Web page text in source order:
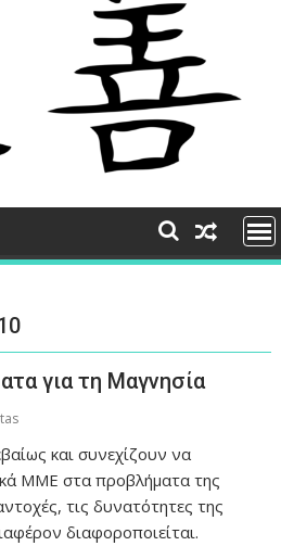
για τη Μαγνησία
και συνεχίζουν να
ΜΜΕ στα προβλήματα της
τις δυνατότητες της
διαφοροποιείται.